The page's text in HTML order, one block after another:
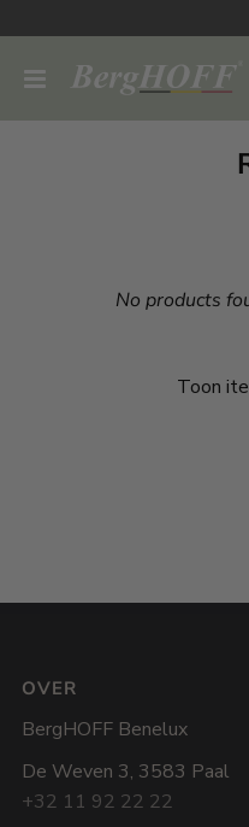
No products
Toon
OVER
BergHOFF Benelux
De Weven 3, 3583 Paal
+32 11 92 22 22